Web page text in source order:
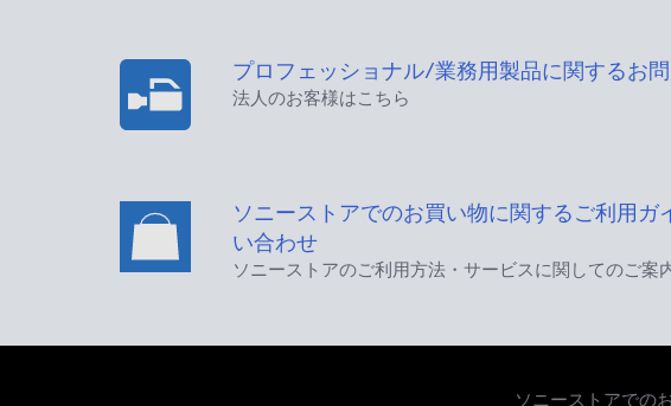
プロフェッショナル/業務用製品に関するお
法人のお客様はこちら
ソニーストアでのお買い物に関するご利用ガ
い合わせ
ソニーストアのご利用方法・サービスに関してのご案
ソニーストアでの